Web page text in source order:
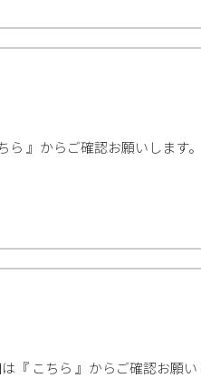
ら 』からご確認お願いします
『 こちら 』からご確認お願